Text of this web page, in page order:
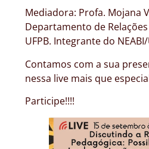
Mediadora: Profa. Mojana
Departamento de
UFPB. Integrante do NEABI/
Contamos com a sua
nessa live mais que
Participe!!!!